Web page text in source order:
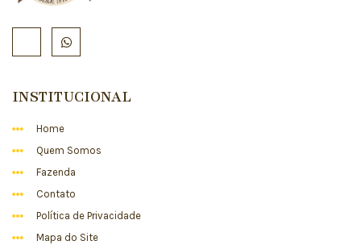
INSTITUCIONAL
Home
Quem Somos
Fazenda
Contato
Política de Privacidade
Mapa do Site